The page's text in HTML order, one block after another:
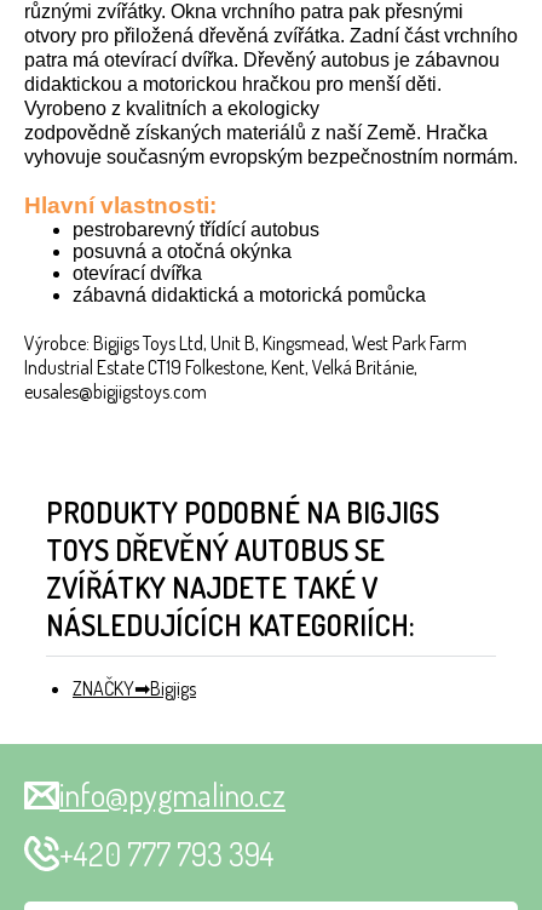
různými zvířátky. Okna vrchního patra pak přesnými
otvory pro přiložená dřevěná zvířátka. Zadní část vrchního
patra má otevírací dvířka. Dřevěný autobus je zábavnou
didaktickou a motorickou hračkou pro menší děti.
Vyrobeno z kvalitních a ekologicky
zodpovědně získaných materiálů z naší Země. Hračka
vyhovuje současným evropským bezpečnostním normám.
Hlavní vlastnosti:
pestrobarevný třídící autobus
posuvná a otočná okýnka
otevírací dvířka
zábavná didaktická a motorická pomůcka
Výrobce: Bigjigs Toys Ltd, Unit B, Kingsmead, West Park Farm
Industrial Estate CT19 Folkestone, Kent, Velká Británie,
eusales@bigjigstoys.com
PRODUKTY PODOBNÉ NA BIGJIGS
TOYS DŘEVĚNÝ AUTOBUS SE
ZVÍŘÁTKY NAJDETE TAKÉ V
NÁSLEDUJÍCÍCH KATEGORIÍCH:
ZNAČKY Bigjigs
info@pygmalino.cz
+420 777 793 394